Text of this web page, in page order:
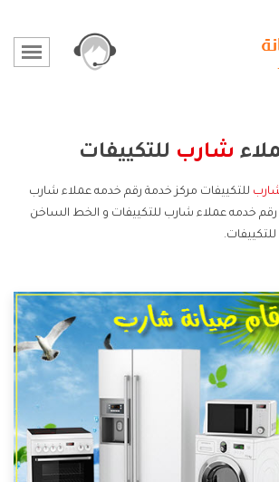
شارب للتكييفات
للتكييفات مركز خدمة رقم خدمه عملاء شارب
رقم خدمه عملاء شارب للتكييفات و الخط الساخن